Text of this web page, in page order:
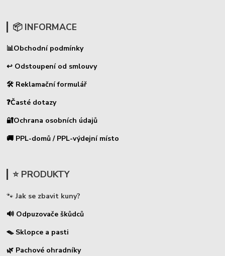
📦 INFORMACE
📊Obchodní podmínky
↩ Odstoupení od smlouvy
🛠 Reklamační formulář
❓Časté dotazy
🔐Ochrana osobních údajů
🚚 PPL-domů / PPL-výdejní místo
⭐ PRODUKTY
🐾 Jak se zbavit kuny?
🔊 Odpuzovače škůdců
🪤 Sklopce a pasti
🌿 Pachové ohradníky